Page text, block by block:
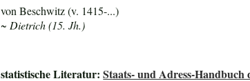
von Beschwitz (v. 1415-...)
~ Dietrich (15. Jh.)
statistische Literatur:Staats- und Adress-Handbuch